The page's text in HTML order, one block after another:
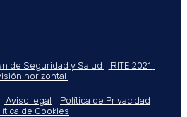
de Seguridad y Salud
RITE 2021
horizontal
Aviso legal
Política de Privacidad
de Cookies